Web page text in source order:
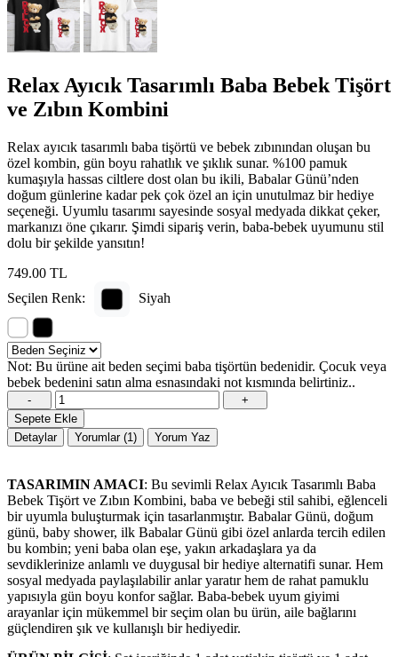
Relax Ayıcık Tasarımlı Baba Bebek Tişört
ve Zıbın Kombini
Relax ayıcık tasarımlı baba tişörtü ve bebek zıbınından oluşan bu
özel kombin, gün boyu rahatlık ve şıklık sunar. %100 pamuk
kumaşıyla hassas ciltlere dost olan bu ikili, Babalar Günü’nden
doğum günlerine kadar pek çok özel an için unutulmaz bir hediye
seçeneği. Uyumlu tasarımı sayesinde sosyal medyada dikkat çeker,
markanızı öne çıkarır. Şimdi sipariş verin, baba-bebek uyumunu stil
dolu bir şekilde yansıtın!
749.00 TL
Seçilen Renk:
Siyah
Not: Bu ürüne ait beden seçimi baba tişörtün bedenidir. Çocuk veya
bebek bedenini satın alma esnasındaki not kısmında belirtiniz..
-
+
Sepete Ekle
Detaylar
Yorumlar (1) Yorum Yaz
TASARIMIN AMACI: Bu sevimli Relax Ayıcık Tasarımlı Baba
Bebek Tişört ve Zıbın Kombini, baba ve bebeği stil sahibi, eğlenceli
bir uyumla buluşturmak için tasarlanmıştır. Babalar Günü, doğum
günü, baby shower, ilk Babalar Günü gibi özel anlarda tercih edilen
bu kombin; yeni baba olan eşe, yakın arkadaşlara ya da
sevdiklerinize anlamlı ve duygusal bir hediye alternatifi sunar. Hem
sosyal medyada paylaşılabilir anlar yaratır hem de rahat pamuklu
yapısıyla gün boyu konfor sağlar. Baba-bebek uyum giyimi
arayanlar için mükemmel bir seçim olan bu ürün, aile bağlarını
güçlendiren şık ve kullanışlı bir hediyedir.